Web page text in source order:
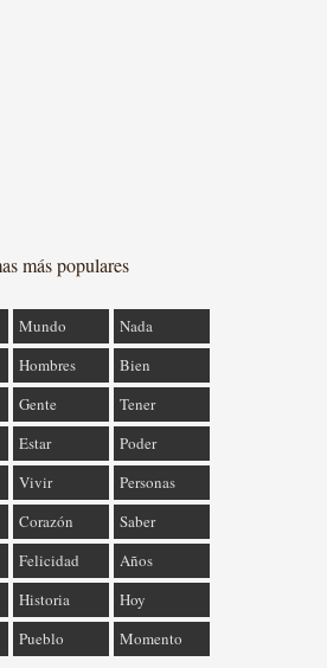
más populares
Mundo
Nada
Hombres
Bien
Gente
Tener
Estar
Poder
Vivir
Personas
Corazón
Saber
Felicidad
Años
Historia
Hoy
Pueblo Momento